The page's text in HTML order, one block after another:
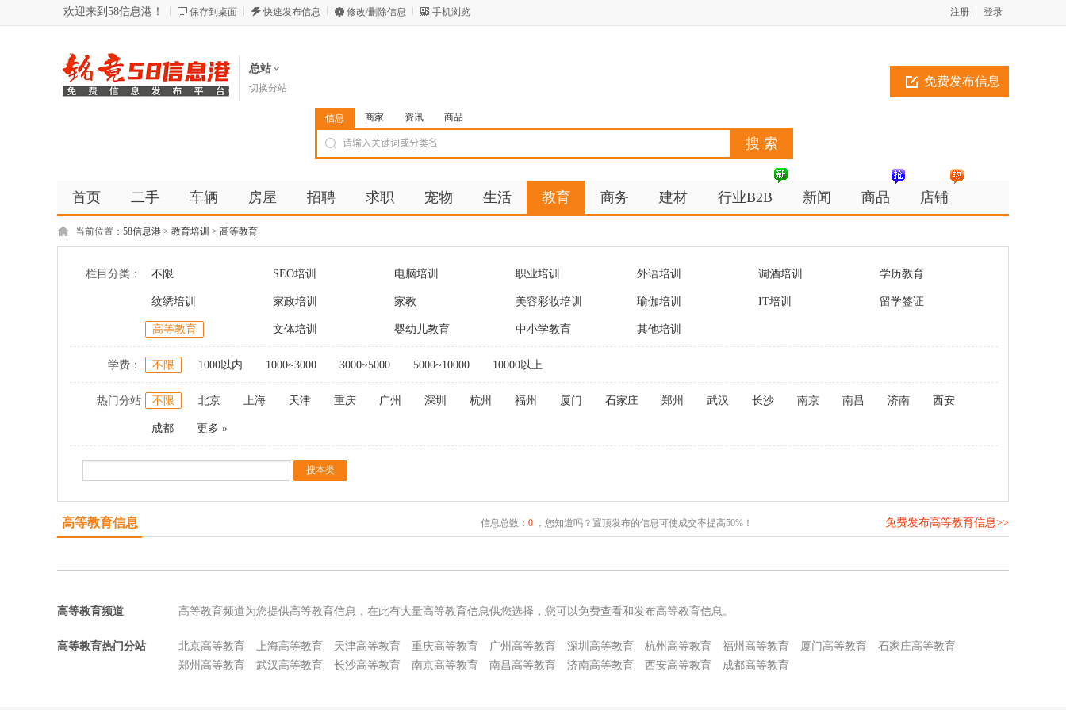
欢迎来到58信息港！ 保存到桌面 快速发布信息 修改/删除信息 手机浏览 登录
注册
总站
切换分站 免费发布信息
信息 商家 资讯 商品
首页 二手 车辆 房屋 招聘 求职 宠物 生活 教育 商务 建材 行业B2B 新闻 商品 店铺
当前位置： 58信息港 > 教育培训 > 高等教育
栏目分类： 不限 SEO培训 电脑培训 职业培训 外语培训 调酒培训 学历教育
纹绣培训 家政培训 家教 美容彩妆培训 瑜伽培训 IT培训 留学签证
高等教育 文体培训 婴幼儿教育 中小学教育 其他培训
学费： 不限 1000以内 1000~3000 3000~5000 5000~10000 10000以上
热门分站 不限 北京 上海 天津 重庆 广州 深圳 杭州 福州 厦门 石家庄 郑州 武汉 长沙 南京 南昌 济南 西安
成都 更多 »
高等教育信息 信息总数： 0，您知道吗？置顶发布的信息可使成交率提高50%！ 免费发布高等教育信息>>
高等教育频道 高等教育频道为您提供高等教育信息，在此有大量高等教育信息供您选择，您可以免费查看和发布高等教育信息。
高等教育热门分站 北京高等教育 上海高等教育 天津高等教育 重庆高等教育 广州高等教育 深圳高等教育 杭州高等教育 福州高等教育 厦门高等教育
石家庄高等教育
郑州高等教育
武汉高等教育 长沙高等教育 南京高等教育 南昌高等教育 济南高等教育 西安高等教育 成都高等教育